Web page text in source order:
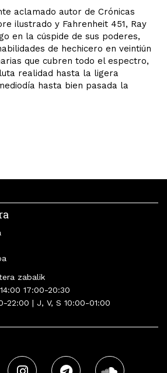
aclamado autor de Crónicas
ilustrado y Fahrenheit 451, Ray
en la cúspide de sus poderes,
de hechicero en veintiún
que cubren todo el espectro,
realidad hasta la ligera
hasta bien pasada la
zabalik
17:00-20:30
22:00 | J, V, S 10:00-01:00